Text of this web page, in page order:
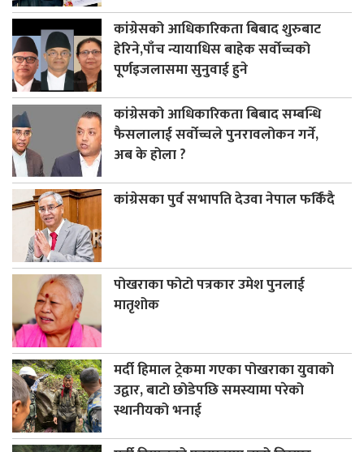
कांग्रेसको आधिकारिकता बिबाद शुरुबाट
हेरिने,पाँच न्यायाधिस बाहेक सर्वोच्चको
पूर्णइजलासमा सुनुवाई हुने
कांग्रेसको आधिकारिकता बिबाद सम्बन्धि
फैसलालाई सर्वोच्चले पुनरावलोकन गर्ने,
अब के होला ?
कांग्रेसका पुर्व सभापति देउवा नेपाल फर्किंदै
पोखराका फोटो पत्रकार उमेश पुनलाई
मातृशोक
मर्दी हिमाल ट्रेकमा गएका पोखराका युवाको
उद्वार, बाटो छोडेपछि समस्यामा परेको
स्थानीयको भनाई